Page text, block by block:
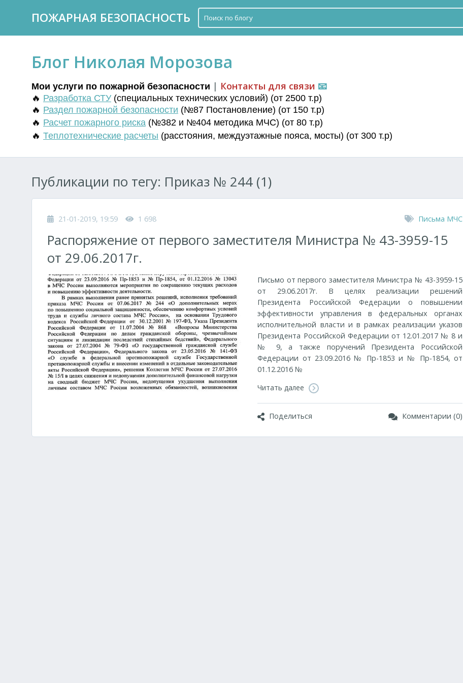
ПОЖАРНАЯ БЕЗОПАСНОСТЬ
Блог Николая Морозова
Мои услуги по пожарной безопасности | Контакты для связи 📧
🔥 Разработка СТУ (специальных технических условий) (от 2500 т.р)
🔥 Раздел пожарной безопасности (№87 Постановление) (от 150 т.р)
🔥 Расчет пожарного риска (№382 и №404 методика МЧС) (от 80 т.р)
🔥 Теплотехнические расчеты (расстояния, междуэтажные пояса, мосты) (от 300 т.р)
Публикации по тегу: Приказ № 244 (1)
21-01-2019, 19:59 1 698 Письма МЧС
Распоряжение от первого заместителя Министра № 43-3959-15
от 29.06.2017г.
Письмо от первого заместителя Министра № 43-3959-15
от 29.06.2017г. В целях реализации решений
Президента Российской Федерации о повышении
эффективности управления в федеральных органах
исполнительной власти и в рамках реализации указов
Президента Российской Федерации от 12.01.2017 № 8 и
№ 9, а также поручений Президента Российской
Федерации от 23.09.2016 № Пр-1853 и № Пр-1854, от
01.12.2016 №
Читать далее
Поделиться Комментарии (0)